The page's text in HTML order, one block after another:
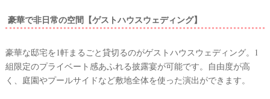
豪華で非日常の空間【ゲストハウスウェディング】
豪華な邸宅を1軒まるごと貸切るのがゲストハウスウェディング。1
組限定のプライベート感あふれる披露宴が可能です。自由度が高
く、庭園やプールサイドなど敷地全体を使った演出ができます。